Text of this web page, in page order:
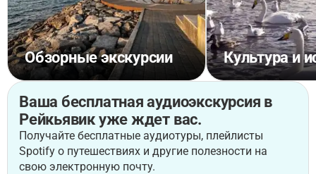
Обзорные экскурсии Культура и
Ваша бесплатная аудиоэкскурсия в
Рейкьявик уже ждет вас.
Получайте бесплатные аудиотуры, плейлисты
Spotify о путешествиях и другие полезности на
свою электронную почту.